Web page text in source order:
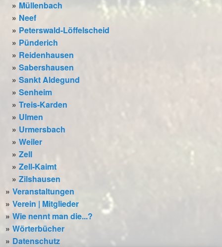
Müllenbach
Neef
Peterswald-Löffelscheid
Pünderich
Reidenhausen
Sabershausen
Sankt Aldegund
Senheim
Treis-Karden
Ulmen
Urmersbach
Weiler
Zell
Zell-Kaimt
Zilshausen
Veranstaltungen
Verein | Mitglieder
Wie nennt man die...?
Wörterbücher
Datenschutz